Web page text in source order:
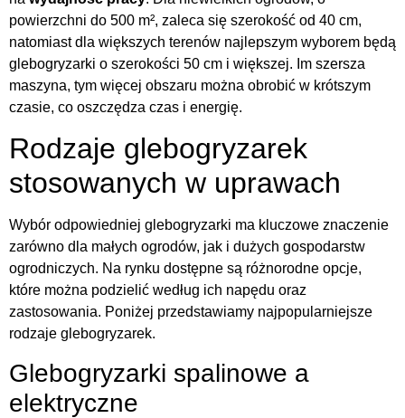
powierzchni do 500 m², zaleca się szerokość od 40 cm,
natomiast dla większych terenów najlepszym wyborem będą
glebogryzarki o szerokości 50 cm i większej. Im szersza
maszyna, tym więcej obszaru można obrobić w krótszym
czasie, co oszczędza czas i energię.
Rodzaje glebogryzarek
stosowanych w uprawach
Wybór odpowiedniej glebogryzarki ma kluczowe znaczenie
zarówno dla małych ogrodów, jak i dużych gospodarstw
ogrodniczych. Na rynku dostępne są różnorodne opcje,
które można podzielić według ich napędu oraz
zastosowania. Poniżej przedstawiamy najpopularniejsze
rodzaje glebogryzarek.
Glebogryzarki spalinowe a
elektryczne